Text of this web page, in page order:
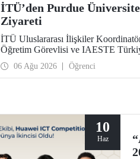
İTÜ’den Purdue
Ziyareti
İTÜ Uluslararası İlişkiler
Öğretim Görevlisi ve IAESTE
Sorumlusu Cahit Okan, akademik
birliğini geliştirmek amacıyla 20-27
tarihlerinde ABD’de dünyanın önde
06 Ağu 2026 Öğrenci
10
Haz